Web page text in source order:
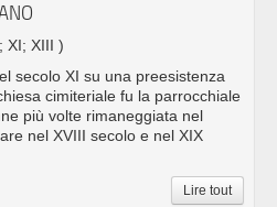
XI; XIII )
secolo XI su una preesistenza
cimiteriale fu la parrocchiale
più volte rimaneggiata nel
nel XVIII secolo e nel XIX
Lire tout